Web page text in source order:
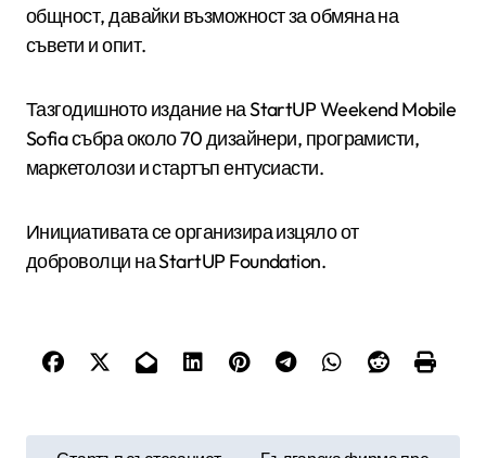
общност, давайки възможност за обмяна на
съвети и опит.
Тазгодишното издание на StartUP Weekend Mobile
Sofia събра около 70 дизайнери, програмисти,
маркетолози и стартъп ентусиасти.
Инициативата се организира изцяло от
доброволци на StartUP Foundation.